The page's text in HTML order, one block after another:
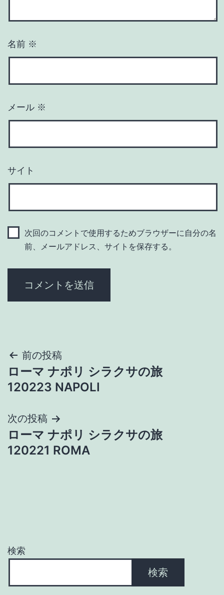
名前 ※
メール ※
サイト
次回のコメントで使用するためブラウザーに自分の名
前、メールアドレス、サイトを保存する。
投
稿
ビ
ゲ
ン
前の投稿
ローマ ナポリ シラクサの旅
120223 NAPOLI
次の投稿
ローマ ナポリ シラクサの旅
120221 ROMA
検索
検索